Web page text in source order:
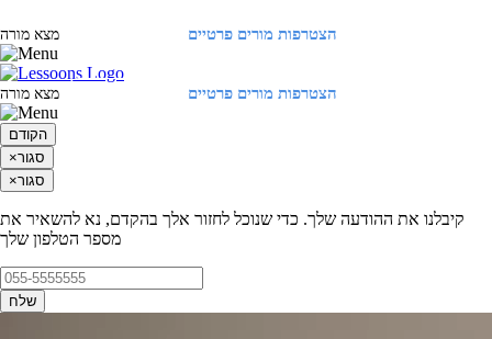
הצטרפות מורים פרטיים מצא מורה
הצטרפות מורים פרטיים מצא מורה
הקודם
×סגור
×סגור
קיבלנו את ההודעה שלך. כדי שנוכל לחזור אלך בהקדם, נא להשאיר את
מספר הטלפון שלך
שלח